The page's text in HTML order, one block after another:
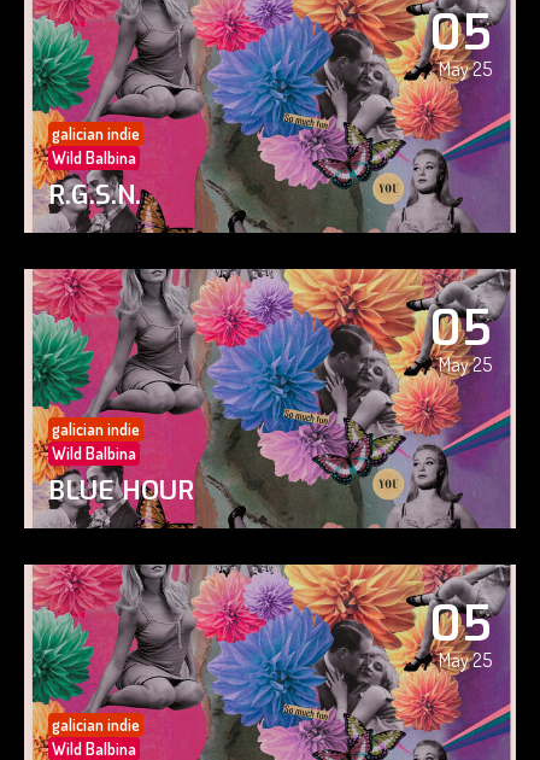
05
May 25
galician indie
Wild Balbina
R.G.S.N.
05
May 25
galician indie
Wild Balbina
BLUE HOUR
05
May 25
galician indie
Wild Balbina